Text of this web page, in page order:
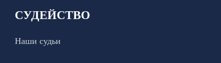
СУДЕЙСТВО
Наши судьи